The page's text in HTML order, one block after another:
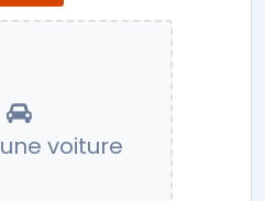
voiture